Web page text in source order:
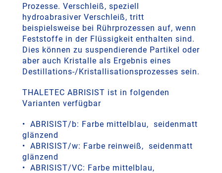
Prozesse. Verschleiß, speziell
hydroabrasiver Verschleiß, tritt
beispielsweise bei Rührprozessen auf, wenn
Feststoffe in der Flüssigkeit enthalten sind.
Dies können zu suspendierende Partikel oder
aber auch Kristalle als Ergebnis eines
Destillations-/Kristallisationsprozesses sein.
THALETEC ABRISIST ist in folgenden
Varianten verfügbar
• ABRISIST/b: Farbe mittelblau, seidenmatt
glänzend
• ABRISIST/w: Farbe reinweiß, seidenmatt
glänzend
• ABRISIST/VC: Farbe mittelblau,